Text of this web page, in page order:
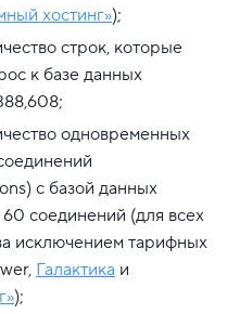
хостинг»);
строк, которые
к базе данных
одновременных
с базой данных
соединений (для всех
исключением тарифных
Галактика и
);